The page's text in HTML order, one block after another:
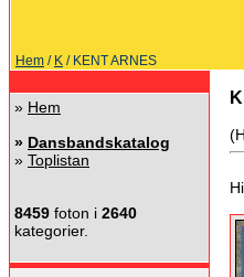
Hem / K / KENT ARNES
» Hem
» Dansbandskatalog
» Toplistan
8459 foton i 2640
kategorier.